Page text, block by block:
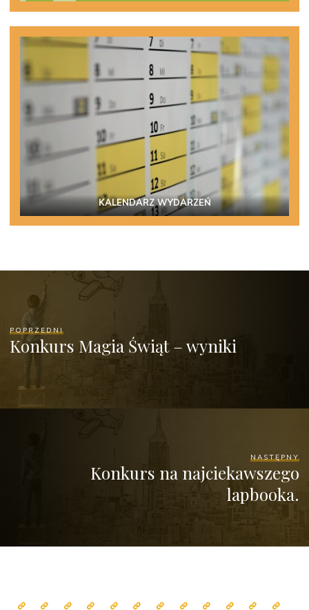
KALENDARZ WYDARZEŃ
POPRZEDNI
Konkurs Magia Świąt – wyniki
NASTĘPNY
Konkurs na najciekawszego
lapbooka.